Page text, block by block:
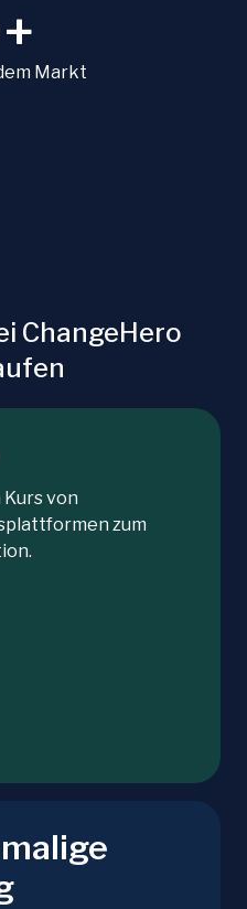
Markt
ChangeHero
von
zum